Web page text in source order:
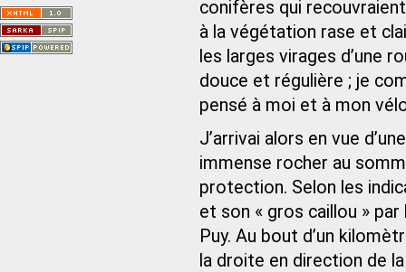
conifères qui
à la végétation rase et
les larges virages d’une
douce et régulière ; je
pensé à moi et à mon
J’arrivai alors en vue
immense rocher au
protection. Selon les
et son « gros caillou »
Puy. Au bout d’un
la droite en direction de
Saint-Nom.
Veuillez consulter le message du
service ci-dessous.
(401 - Invalid API key. Please see
https://openweathermap.org/faq#error401